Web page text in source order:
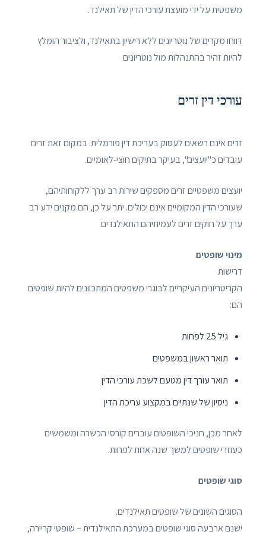
משפטית על ידי מועצת עורכי הדין של תאילנד.
דווחו מקרים של נוטריונים ללא רישיון בתאילנד, ולציבור הומלץ
להיות זהיר בהתנהלות מול נוטריונים.
עורכי דין זרים
זרים אינם רשאים לעסוק בעריכת דין פורמלית. במקום זאת זרים
עובדים כ"יועצים", בעיקר בתיקים חוצי-לאומיים.
יועצים משפטיים זרים מספקים שירות רב ערך ללקוחותיהם,
שעורכי הדין המקומיים אינם יכולים. יתר על כן, הם מקנים ידע רב
ערך על חוקים זרים לעמיתיהם התאילנדים.
מינוי שופטים
דרישות
הקריטריונים העיקריים לבוגרי משפטים המתכוונים להיות שופטים
הם:
גיל 25 לפחות
תואר ראשון במשפטים
תואר עורך דין מטעם לשכת עורכי הדין
ניסיון של שנתיים במקצוע עריכת הדין
לאחר מכן, חניכי השופטים עוברים קורסי הכשרה ומשמשים
כעוזרי שופטים למשך שנה אחת לפחות.
סוגי שופטים
הסוגים השונים של שופטים תאילנדים.
ישנם ארבעה סוגי שופטים במערכת התאילנדית – שופטי קריירה,